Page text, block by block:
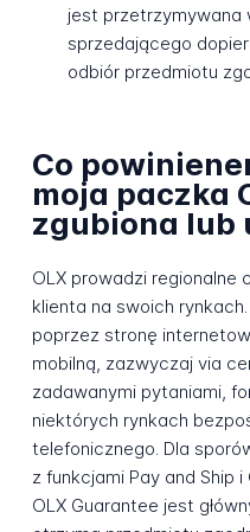
jest przetrzymywana
sprzedającego
odbiór przedmiotu
Co
moja paczka
zgubiona lub
OLX prowadzi regionalne
klienta na swoich
poprzez stronę
mobilną, zazwyczaj via
zadawanymi pytaniami,
niektórych rynkach
telefonicznego. Dla
z funkcjami Pay and Ship
OLX Guarantee jest